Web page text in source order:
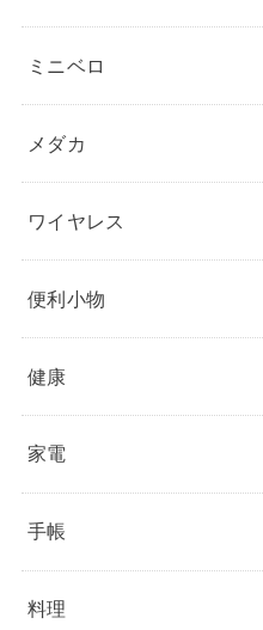
ミニベロ
メダカ
ワイヤレス
便利小物
健康
家電
手帳
料理